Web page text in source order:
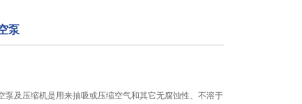
泵
泵及压缩机是用来抽吸或压缩空气和其它无腐蚀性、不溶于